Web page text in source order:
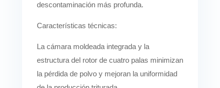
descontaminación más profunda.
Características técnicas:
La cámara moldeada integrada y la
estructura del rotor de cuatro palas minimizan
la pérdida de polvo y mejoran la uniformidad